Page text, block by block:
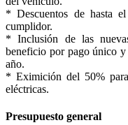
* Descuentos de hasta
cumplidor.
* Inclusión de las
beneficio por pago único
año.
* Eximición del 50%
eléctricas.
Presupuesto general